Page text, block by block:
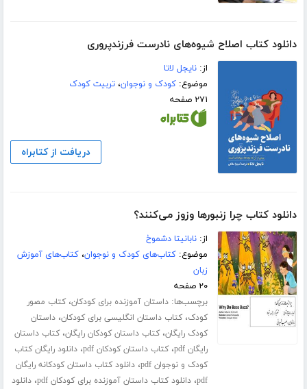
دانلود کتاب اصلاح شیوه‌های نادرست فرزندپروری
از:نایجل لاتا
موضوع:کودک و نوجوان،تربیت کودک
۲۷۱ صفحه
دریافت از کتابراه
دانلود کتاب چرا زنبورها وزوز می‌کنند؟
از:نابانیتا دشموخ
موضوع:کتاب‌های کودک و نوجوان،کتاب‌های آموزش
زبان
۲۰ صفحه
برچسب‌ها:داستان آموزنده برای کودکان،کتاب مصور
کودک،کتاب داستان انگلیسی برای کودکان،داستان
کودک رایگان،کتاب داستان کودکان رایگان،کتاب داستان
رایگان pdf
،کتاب داستان کودکان pdf ،دانلود رایگان کتاب
کودک و نوجوان pdf
،دانلود کتاب داستان کودکانه رایگان
pdf،دانلود کتاب داستان آموزنده برای کودکان pdf ،دانلود